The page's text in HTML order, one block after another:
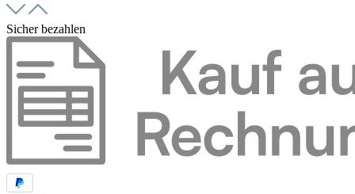
Sicher bezahlen